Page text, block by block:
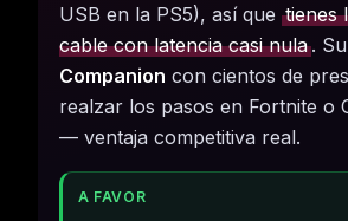
USB en la PS5), así que tienes
cable con latencia casi nula .
Companion con cientos de
realzar los pasos en Fortnite o
— ventaja competitiva real.
A FAVOR